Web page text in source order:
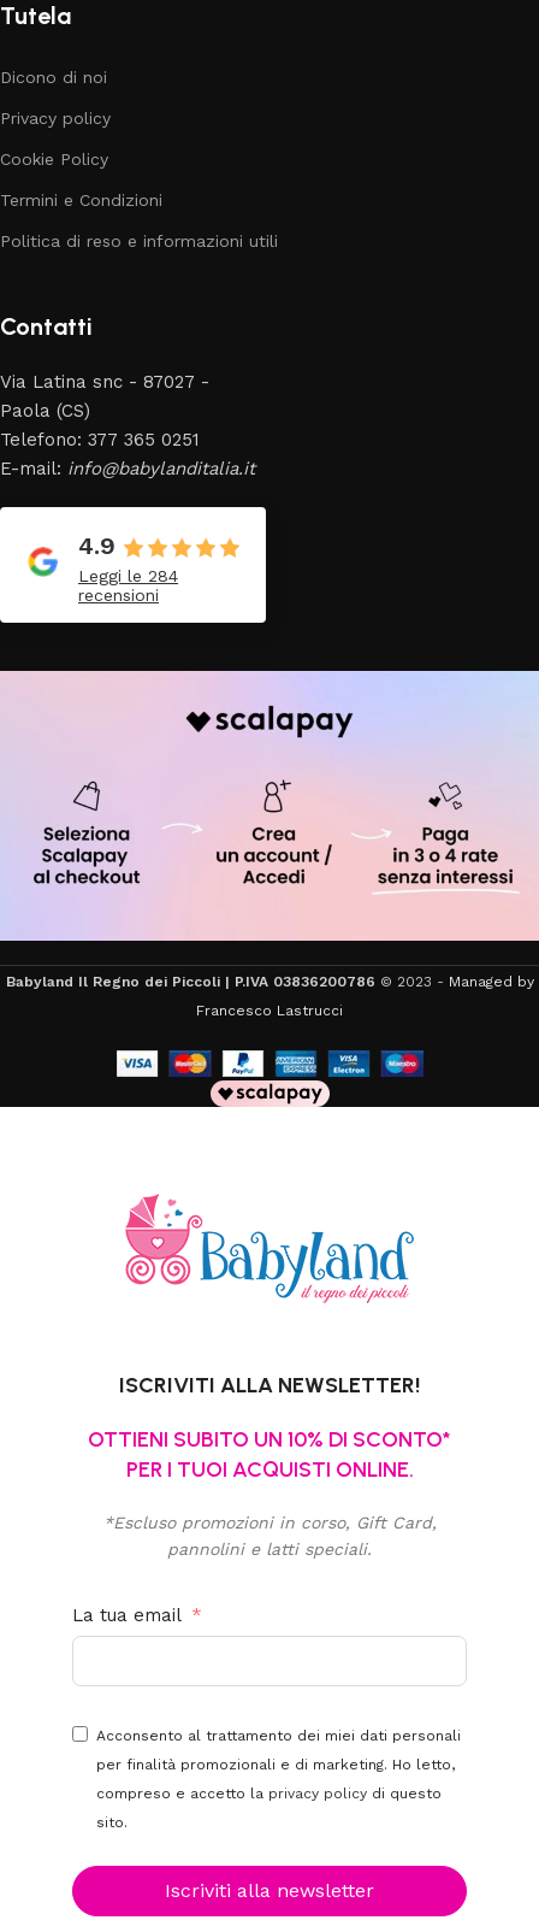
Tutela
Dicono di noi
Privacy policy
Cookie Policy
Termini e Condizioni
Politica di reso e informazioni utili
Contatti
Via Latina snc - 87027 -
Paola (CS)
Telefono: 377 365 0251
E-mail: info@babylanditalia.it
4.9
Leggi le 284
recensioni
Babyland Il Regno dei Piccoli | P.IVA 03836200786 © 2023 - Managed by
Francesco Lastrucci
ISCRIVITI ALLA NEWSLETTER!
OTTIENI SUBITO UN 10% DI SCONTO*
PER I TUOI ACQUISTI ONLINE.
*Escluso promozioni in corso, Gift Card,
pannolini e latti speciali.
La tua email
Acconsento al trattamento dei miei dati personali
per finalità promozionali e di marketing. Ho letto,
compreso e accetto la privacy policy di questo
sito.
Iscriviti alla newsletter